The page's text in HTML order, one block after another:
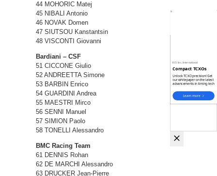
44 MOHORIC Matej
45 NIBALI Antonio
46 NOVAK Domen
47 SIUTSOU Kanstantsin
48 VISCONTI Giovanni
Bardiani – CSF
51 CICCONE Giulio
52 ANDREETTA Simone
53 BARBIN Enrico
54 GUARDINI Andrea
55 MAESTRI Mirco
56 SENNI Manuel
57 SIMION Paolo
58 TONELLI Alessandro
BMC Racing Team
61 DENNIS Rohan
62 DE MARCHI Alessandro
63 DRUCKER Jean-Pierre